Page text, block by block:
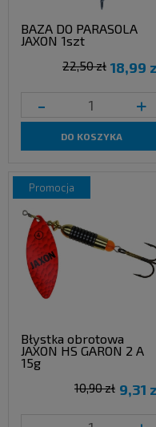
BAZA DO PARASOLA
JAXON 1szt
18,99
22,50 zł
- +
DO KOSZYKA
Błystka obrotowa
JAXON HS GARON 2 A
15g
9,31
10,90 zł
promocja